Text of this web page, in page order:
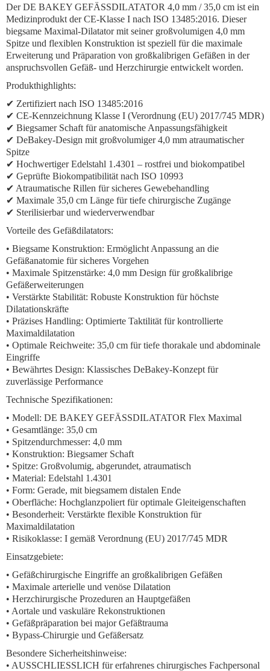
Der DE BAKEY GEFÄSSDILATATOR 4,0 mm / 35,0 cm ist ein
Medizinprodukt der CE-Klasse I nach ISO 13485:2016. Dieser
biegsame Maximal-Dilatator mit seiner großvolumigen 4,0 mm
Spitze und flexiblen Konstruktion ist speziell für die maximale
Erweiterung und Präparation von großkalibrigen Gefäßen in der
anspruchsvollen Gefäß- und Herzchirurgie entwickelt worden.
Produkthighlights:
✔ Zertifiziert nach ISO 13485:2016
✔ CE-Kennzeichnung Klasse I (Verordnung (EU) 2017/745 MDR)
✔ Biegsamer Schaft für anatomische Anpassungsfähigkeit
✔ DeBakey-Design mit großvolumiger 4,0 mm atraumatischer
Spitze
✔ Hochwertiger Edelstahl 1.4301 – rostfrei und biokompatibel
✔ Geprüfte Biokompatibilität nach ISO 10993
✔ Atraumatische Rillen für sicheres Gewebehandling
✔ Maximale 35,0 cm Länge für tiefe chirurgische Zugänge
✔ Sterilisierbar und wiederverwendbar
Vorteile des Gefäßdilatators:
• Biegsame Konstruktion: Ermöglicht Anpassung an die
Gefäßanatomie für sicheres Vorgehen
• Maximale Spitzenstärke: 4,0 mm Design für großkalibrige
Gefäßerweiterungen
• Verstärkte Stabilität: Robuste Konstruktion für höchste
Dilatationskräfte
• Präzises Handling: Optimierte Taktilität für kontrollierte
Maximaldilatation
• Optimale Reichweite: 35,0 cm für tiefe thorakale und abdominale
Eingriffe
• Bewährtes Design: Klassisches DeBakey-Konzept für
zuverlässige Performance
Technische Spezifikationen:
• Modell: DE BAKEY GEFÄSSDILATATOR Flex Maximal
• Gesamtlänge: 35,0 cm
• Spitzendurchmesser: 4,0 mm
• Konstruktion: Biegsamer Schaft
• Spitze: Großvolumig, abgerundet, atraumatisch
• Material: Edelstahl 1.4301
• Form: Gerade, mit biegsamem distalen Ende
• Oberfläche: Hochglanzpoliert für optimale Gleiteigenschaften
• Besonderheit: Verstärkte flexible Konstruktion für
Maximaldilatation
• Risikoklasse: I gemäß Verordnung (EU) 2017/745 MDR
Einsatzgebiete:
• Gefäßchirurgische Eingriffe an großkalibrigen Gefäßen
• Maximale arterielle und venöse Dilatation
• Herzchirurgische Prozeduren an Hauptgefäßen
• Aortale und vaskuläre Rekonstruktionen
• Gefäßpräparation bei major Gefäßtrauma
• Bypass-Chirurgie und Gefäßersatz
Besondere Sicherheitshinweise:
• AUSSCHLIESSLICH für erfahrenes chirurgisches Fachpersonal